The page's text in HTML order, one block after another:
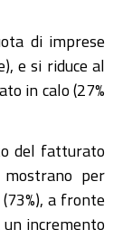
di imprese
e si riduce al
in calo (27%
del fatturato
per
a fronte
incremento